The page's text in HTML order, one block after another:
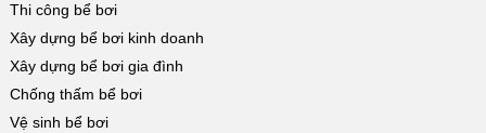
Thi công bể bơi
Xây dựng bể bơi kinh doanh
Xây dựng bể bơi gia đình
Chống thấm bể bơi
Vệ sinh bể bơi